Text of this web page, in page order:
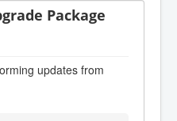
Package
updates from